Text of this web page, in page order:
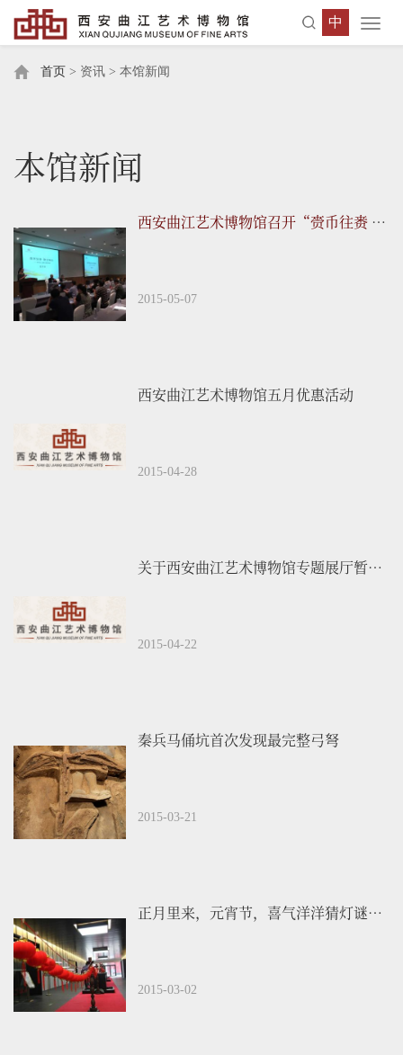
中
首页 > 资讯 > 本馆新闻
本馆新闻
西安曲江艺术博物馆召开“赍币往赉 输货转贮--海上丝绸之路精品展”新闻发布会...
2015-05-07
西安曲江艺术博物馆五月优惠活动
2015-04-28
关于西安曲江艺术博物馆专题展厅暂停开放的通告
2015-04-22
秦兵马俑坑首次发现最完整弓弩
2015-03-21
正月里来，元宵节，喜气洋洋猜灯谜啦！
2015-03-02